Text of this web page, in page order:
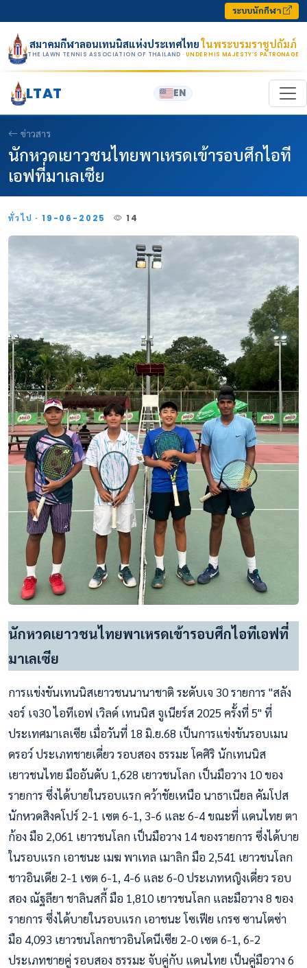
ระบบนักกีฬา
สมาคมกีฬาลอนเทนนิสแห่งประเทศไทยในพระบรมราชูปถัมภ์
THE LAWN TENNIS ASSOCIATION OF THAILAND · UNDER HIS MAJESTY’S PATRONAGE
LTAT EN
ข่าวสาร
นักหวดเยาวชนไทยพาเหรดเข้ารอบศึกไอที
เอฟที่มาเลเซีย
ทั่วไป · 19-06-2025 14
นักหวดเยาวชนไทยพาเหรดเข้ารอบศึกไอทีเอฟที่
มาเลเซีย
การแข่งขันเทนนิสเยาวชนนานาชาติ ระดับเจ 30 รายการ "สลัง
งอร์ เจ30 ไอทีเอฟ เวิลด์ เทนนิส จูเนียร์ส 2025 ครั้งที่ 5" ที่
ประเทศมาเลเซีย เมื่อวันที่ 18 มิ.ย.68 เป็นการแข่งขันรอบเมน
ดรอว์ ประเภทชายเดี่ยว รอบสอง ธรรมะ โคศิริ นักเทนนิส
เยาวชนไทย มืออันดับ 1,628 เยาวชนโลก เป็นมือวาง 10 ของ
รายการ ซึ่งได้บายในรอบแรก คว้าชัยเหนือ นาธาเนียล คัมโปส
นักหวดสิงคโปร์ 2-1 เซต 6-1, 3-6 และ 6-4 ขณะที่ แดนไทย ตา
ก้อง มือ 2,061 เยาวชนโลก เป็นมือวาง 14 ของรายการ ซึ่งได้บาย
ในรอบแรก เอาชนะ เมฆ พาเทล เมาลิก มือ 2,541 เยาวชนโลก
ชาวอินเดีย 2-1 เซต 6-1, 4-6 และ 6-0 ประเภทหญิงเดี่ยว รอบ
สอง ณัฐลียา ชาลินสกี้ มือ 1,810 เยาวชนโลก และมือวาง 8 ของ
รายการ ซึ่งได้บายในรอบแรก เอาชนะ โซเฟีย เกรซ ซานโตซ่า
มือ 4,093 เยาวชนโลกชาวอินโดนีเซีย 2-0 เซต 6-1, 6-2
ประเภทชายคู่ รอบสอง ธรรมะ จับคู่กับ แดนไทย เป็นคู่มือวาง 6